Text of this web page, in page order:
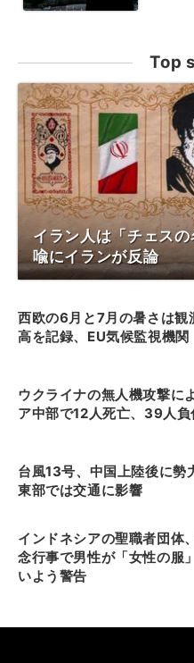
Top
イラン人は「チェス
喩にイランが反論
西欧の6月と7月の暑さは観
高を記録、EU気候監視機関
ウクライナの無人機攻撃に
ア中部で12人死亡、39人負
台風13号、中国上陸後に勢
東部では交通に影響
インドネシアの聖職者団体
念行事で男性が「女性の服
いよう警告